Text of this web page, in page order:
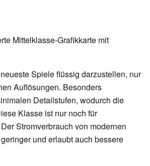
Mittelklasse-Grafikkarte mit
Spiele flüssig darzustellen, nur
Auflösungen. Besonders
Detailstufen, wodurch die
Klasse ist nur noch für
Stromverbrauch von modernen
und erlaubt auch bessere